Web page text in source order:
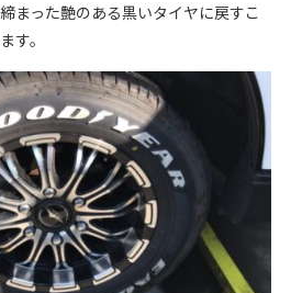
まった艶のある黒いタイヤに戻すこ
す。